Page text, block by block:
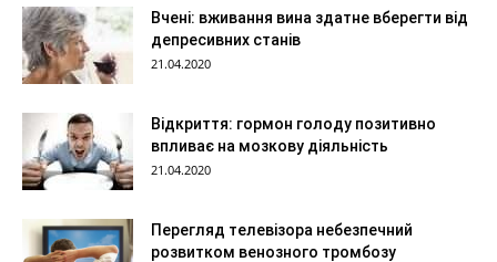
Вчені: вживання вина здатне вберегти від
депресивних станів
21.04.2020
Відкриття: гормон голоду позитивно
впливає на мозкову діяльність
21.04.2020
Перегляд телевізора небезпечний
розвитком венозного тромбозу